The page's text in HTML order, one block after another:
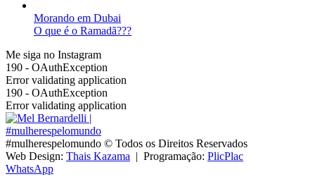
Morando em Dubai
O que é o Ramadã???
Me siga no Instagram
190 - OAuthException
Error validating application
190 - OAuthException
Error validating application
#mulherespelomundo © Todos os Direitos Reservados
Web Design: Thais Kazama | Programação: PlicPlac
WhatsApp